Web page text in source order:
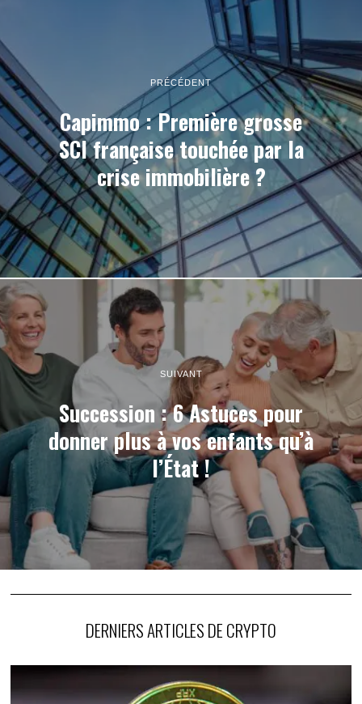
PRÉCÉDENT
Capimmo : Première grosse
SCI française touchée par la
crise immobilière ?
SUIVANT
Succession : 6 Astuces pour
donner plus à vos enfants qu’à
l’État !